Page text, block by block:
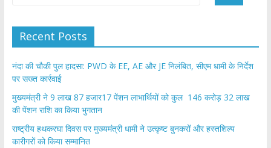
Recent Posts
नंदा की चौकी पुल हादसा: PWD के EE, AE और JE निलंबित, सीएम धामी के निर्देश
पर सख्त कार्रवाई
मुख्यमंत्री ने 9 लाख 87 हजार17 पेंशन लाभार्थियों को कुल 146 करोड़ 32 लाख
की पेंशन राशि का किया भुगतान
राष्ट्रीय हथकरघा दिवस पर मुख्यमंत्री धामी ने उत्कृष्ट बुनकरों और हस्तशिल्प
कारीगरों को किया सम्मानित